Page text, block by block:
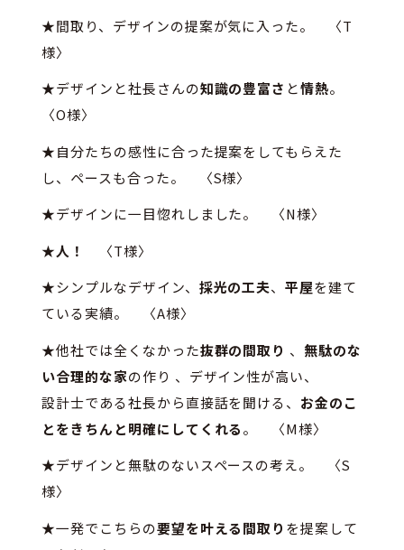
★間取り、デザインの提案が気に入った。 〈T
様〉
★デザインと社長さんの知識の豊富さ と情熱。
〈O様〉
★自分たちの感性に合った提案をしてもらえた
し、ペースも合った。 〈S様〉
★デザインに一目惚れしました。 〈N様〉
★人！
〈T様〉
★シンプルなデザイン、 採光の工夫、平屋を建て
ている実績。 〈A様〉
★他社では全くなかった抜群の間取り 、無駄のな
い合理的な家の作り 、デザイン性が高い、
設計士である社長から直接話を聞ける、 お金のこ
とをきちんと明確にしてくれる。 〈M様〉
★デザインと無駄のないスペースの考え。 〈S
様〉
★一発でこちらの要望を叶える間取り を提案して